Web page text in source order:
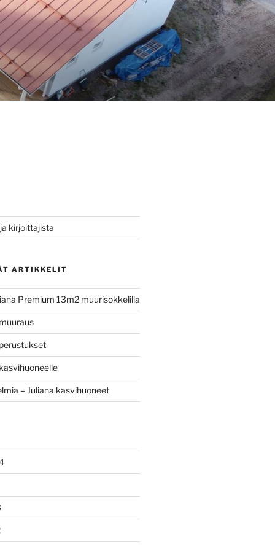
kirjoittajista
ARTIKKELIT
Premium 13m2 muurisokkelilla
– Juliana kasvihuoneet